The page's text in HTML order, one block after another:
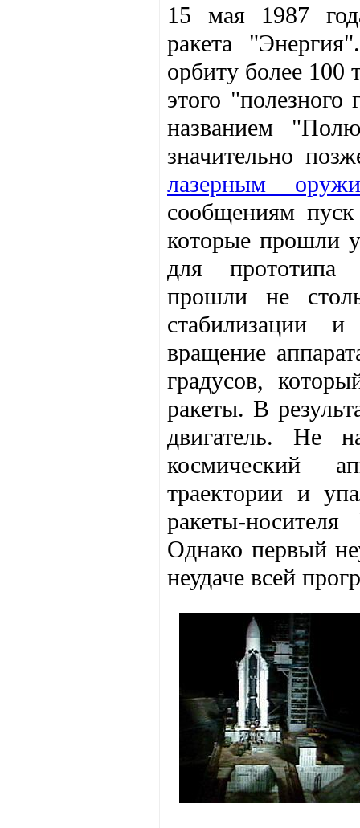
15 мая 1987
ракета
орбиту более 100
этого
названием
значительно
лазерным
сообщениям
которые прошли
для прототипа
прошли не
стабилизации
вращение
градусов,
ракеты. В
двигатель. Не
космический
траектории и
ракеты-
Однако первый
неудаче всей